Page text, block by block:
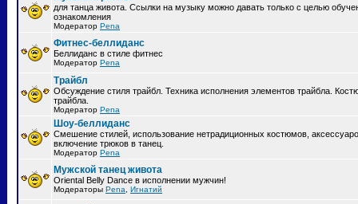
для танца живота. Ссылки на музыку можно давать только с целью
ознакомления
Модератор Pena
Фитнес-беллиданс
Беллиданс в стиле фитнес
Модератор Pena
Трайбл
Обсуждение стиля трайбл. Техника исполнения элементов трайбла.
трайбла.
Модератор Pena
Шоу-беллиданс
Смешение стилей, использование нетрадиционных костюмов,
включение трюков в танец.
Модератор Pena
Мужской танец живота
Oriental Belly Dance в исполнении мужчин!
Модераторы Pena Игнатий